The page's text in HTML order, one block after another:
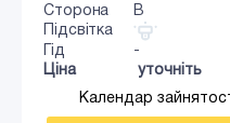
Сторона
B
Підсвітка
Гід
-
Ціна
уточніть
Календар